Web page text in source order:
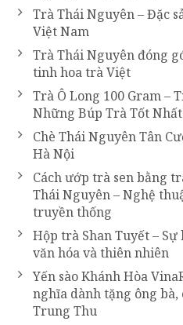
Trà Thái Nguyên – Đặc
Việt Nam
Trà Thái Nguyên đóng
tinh hoa trà Việt
Trà Ô Long 100 Gram –
Những Búp Trà Tốt Nhất
Chè Thái Nguyên Tân
Hà Nội
Cách ướp trà sen bằng
Thái Nguyên – Nghệ
truyền thống
Hộp trà Shan Tuyết –
văn hóa và thiên nhiên
Yến sào Khánh Hòa
nghĩa dành tặng ông bà,
Trung Thu